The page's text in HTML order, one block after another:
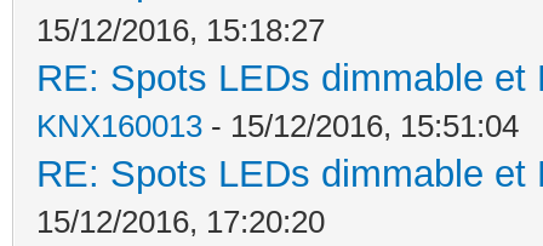
15/12/2016, 15:18:27
RE: Spots LEDs dimmable
KNX160013 - 15/12/2016, 15:51:04
RE: Spots LEDs dimmable
15/12/2016, 17:20:20